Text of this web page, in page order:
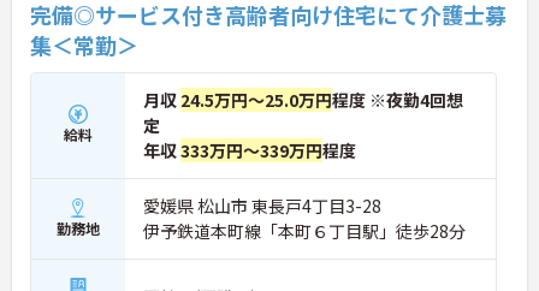
完備◎サービス付き高齢者向け住宅にて介護士募
集＜常勤＞
給料
月収 24.5万円～25.0万円程度 ※夜勤4回想
定
年収333万円～339万円程度
勤務地
愛媛県 松山市 東長戸4丁目3-28
伊予鉄道本町線「本町６丁目駅」徒歩28分